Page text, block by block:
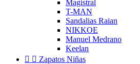
Magistral
T-MAN
Sandalias Raian
NIKKOE
Manuel Medrano
Keelan
  Zapatos Niñas